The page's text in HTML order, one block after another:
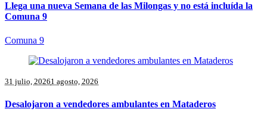
Llega una nueva Semana de las Milongas y no está incluída la
Comuna 9
Comuna 9
31 julio, 20261 agosto, 2026
Desalojaron a vendedores ambulantes en Mataderos